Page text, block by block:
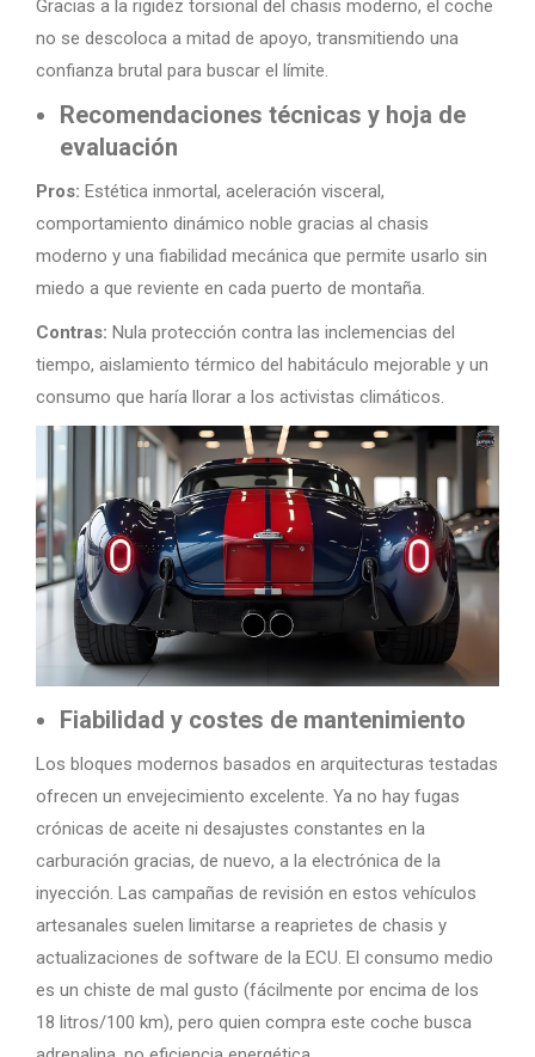
Gracias a la rigidez torsional del chasis moderno, el coche
no se descoloca a mitad de apoyo, transmitiendo una
confianza brutal para buscar el límite.
Recomendaciones técnicas y hoja de
evaluación
Pros: Estética inmortal, aceleración visceral,
comportamiento dinámico noble gracias al chasis
moderno y una fiabilidad mecánica que permite usarlo sin
miedo a que reviente en cada puerto de montaña.
Contras: Nula protección contra las inclemencias del
tiempo, aislamiento térmico del habitáculo mejorable y un
consumo que haría llorar a los activistas climáticos.
Fiabilidad y costes de mantenimiento
Los bloques modernos basados en arquitecturas testadas
ofrecen un envejecimiento excelente. Ya no hay fugas
crónicas de aceite ni desajustes constantes en la
carburación gracias, de nuevo, a la electrónica de la
inyección. Las campañas de revisión en estos vehículos
artesanales suelen limitarse a reaprietes de chasis y
actualizaciones de software de la ECU. El consumo medio
es un chiste de mal gusto (fácilmente por encima de los
18 litros/100 km), pero quien compra este coche busca